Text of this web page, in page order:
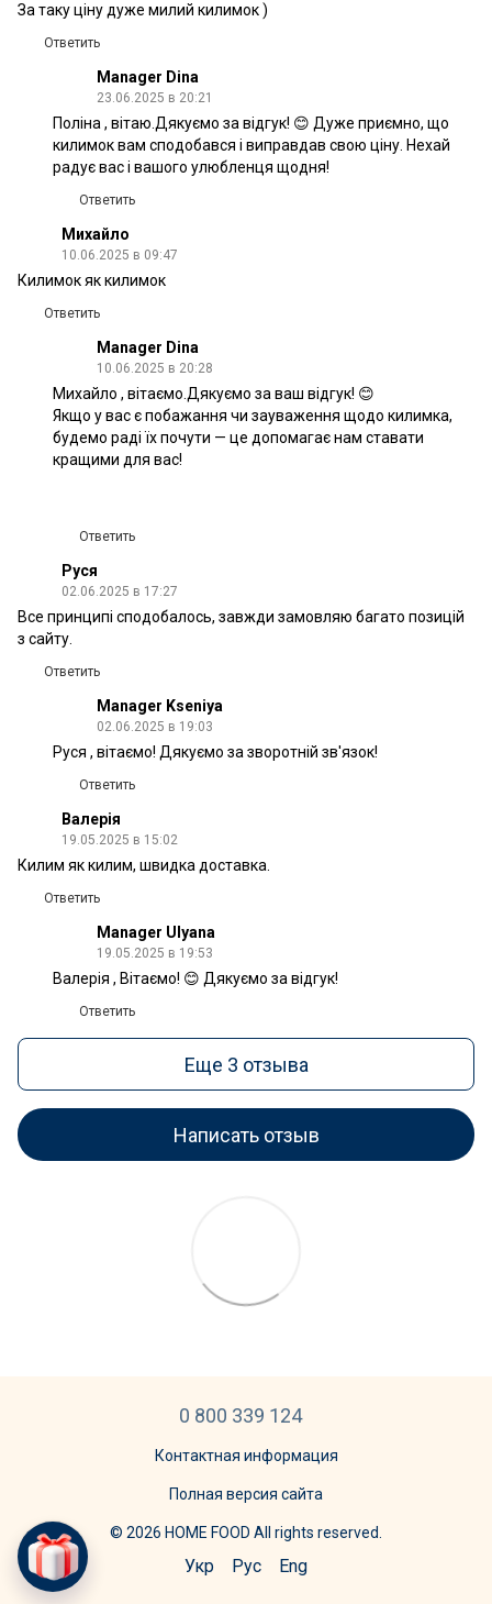
За таку ціну дуже милий килимок )
Ответить
Manager Dina
23.06.2025 в 20:21
Поліна , вітаю.Дякуємо за відгук! 😊 Дуже приємно, що
килимок вам сподобався і виправдав свою ціну. Нехай
радує вас і вашого улюбленця щодня!
Ответить
Михайло
10.06.2025 в 09:47
Килимок як килимок
Ответить
Manager Dina
10.06.2025 в 20:28
Михайло , вітаємо.Дякуємо за ваш відгук! 😊
Якщо у вас є побажання чи зауваження щодо килимка,
будемо раді їх почути — це допомагає нам ставати
кращими для вас!
Ответить
Руся
02.06.2025 в 17:27
Все принципі сподобалось, завжди замовляю багато позицій
з сайту.
Ответить
Manager Kseniya
02.06.2025 в 19:03
Руся , вітаємо! Дякуємо за зворотній зв'язок!
Ответить
Валерія
19.05.2025 в 15:02
Килим як килим, швидка доставка.
Ответить
Manager Ulyana
19.05.2025 в 19:53
Валерія , Вітаємо! 😊 Дякуємо за відгук!
Ответить
Еще 3 отзыва
Написать отзыв
0 800 339 124
Контактная информация
Полная версия сайта
© 2026 HOME FOOD All rights reserved.
Укр Рус Eng